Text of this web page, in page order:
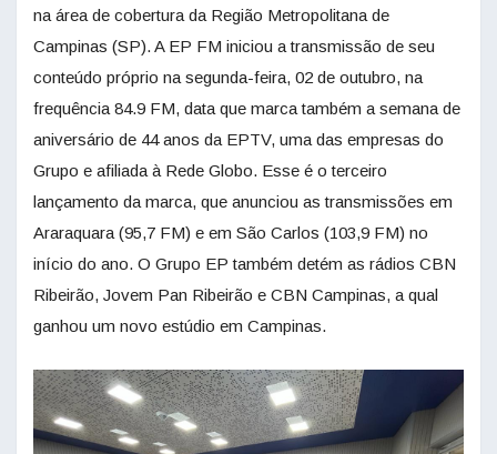
na área de cobertura da Região Metropolitana de
Campinas (SP). A EP FM iniciou a transmissão de seu
conteúdo próprio na segunda-feira, 02 de outubro, na
frequência 84.9 FM, data que marca também a semana de
aniversário de 44 anos da EPTV, uma das empresas do
Grupo e afiliada à Rede Globo. Esse é o terceiro
lançamento da marca, que anunciou as transmissões em
Araraquara (95,7 FM) e em São Carlos (103,9 FM) no
início do ano. O Grupo EP também detém as rádios CBN
Ribeirão, Jovem Pan Ribeirão e CBN Campinas, a qual
ganhou um novo estúdio em Campinas.